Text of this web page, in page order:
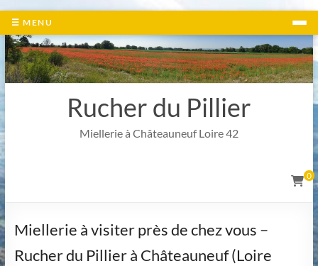
☰ MENU
Aller
contenu
Rucher du Pillier
Miellerie à Châteauneuf Loire 42
0
Miellerie à visiter près de chez vous –
Rucher du Pillier à Châteauneuf (Loire